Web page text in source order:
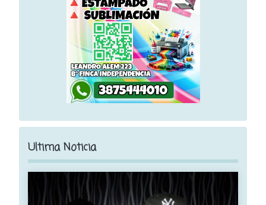
Ultima Noticia